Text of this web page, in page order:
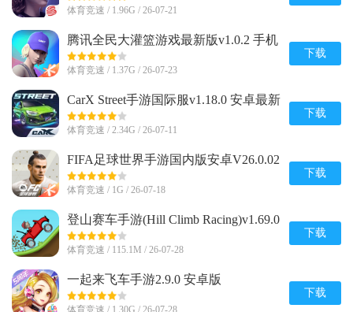
体育竞速 / 1.96G / 26-07-21
腾讯全民大灌篮游戏最新版v1.0.2 手机
官方版
体育竞速 / 1.37G / 26-07-23
下载
CarX Street手游国际服v1.18.0 安卓最新
版
体育竞速 / 2.34G / 26-07-11
下载
FIFA足球世界手游国内版安卓V26.0.02
官方最新版
体育竞速 / 1G / 26-07-18
下载
登山赛车手游(Hill Climb Racing)v1.69.0
安卓正版
体育竞速 / 115.1M / 26-07-28
下载
一起来飞车手游2.9.0 安卓版
体育竞速 / 1.30G / 26-07-28
下载